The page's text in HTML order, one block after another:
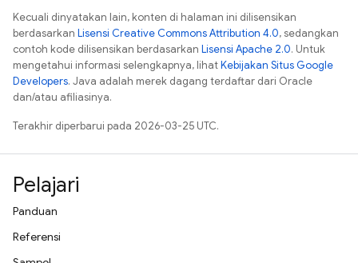
Kecuali dinyatakan lain, konten di halaman ini dilisensikan
berdasarkan Lisensi Creative Commons Attribution 4.0, sedangkan
contoh kode dilisensikan berdasarkan Lisensi Apache 2.0. Untuk
mengetahui informasi selengkapnya, lihatKebijakan Situs Google
Developers. Java adalah merek dagang terdaftar dari Oracle
dan/atau afiliasinya.
Terakhir diperbarui pada 2026-03-25 UTC.
Pelajari
Panduan
Referensi